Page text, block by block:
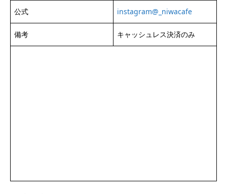
公式 instagram@_niwacafe
備考 キャッシュレス決済のみ